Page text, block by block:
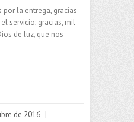
por la entrega, gracias
servicio; gracias, mil
de luz, que nos
de 2016 |